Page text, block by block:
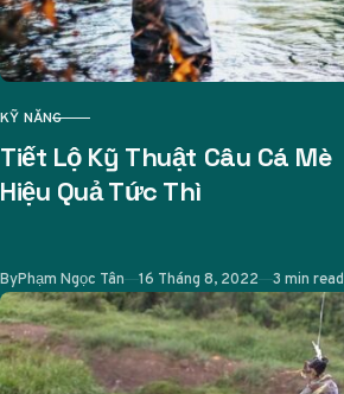
CATEGORY
KỸ NĂNG
Tiết Lộ Kỹ Thuật Câu Cá Mè
Hiệu Quả Tức Thì
ByPhạm Ngọc Tân Published
16 Tháng 8, 2022 3 min read